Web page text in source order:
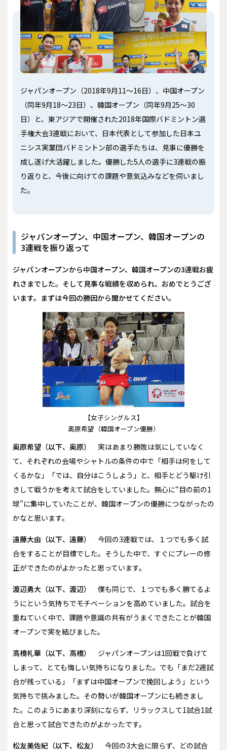
ジャパンオープン（2018年9月11～16日）、中国オープン
（同年9月18～23日）、韓国オープン（同年9月25～30
日）と、東アジアで開催された2018年国際バドミントン選
手権大会3連戦において、日本代表として参加した日本ユ
ニシス実業団バドミントン部の選手たちは、見事に優勝を
成し遂げ大活躍しました。優勝した5人の選手に3連戦の振
り返りと、今後に向けての課題や意気込みなどを伺いまし
た。
ジャパンオープン、中国オープン、韓国オープンの
3連戦を振り返って
――ジャパンオープンから中国オープン、韓国オープンの3連戦お疲
れさまでした。そして見事な戦績を収められ、おめでとうござ
います。まずは今回の勝因から聞かせてください。
【女子シングルス】
奥原希望（韓国オープン優勝）
奥原希望（以下、奥原）
実はあまり勝敗は気にしていなく
て、それぞれの会場やシャトルの条件の中で「相手は何をして
くるかな」「では、自分はこうしよう」と、相手とどう駆け引
きして戦うかを考えて試合をしていました。無心に“目の前の1
球”に集中していたことが、韓国オープンの優勝につながったの
かなと思います。
遠藤大由（以下、遠藤）
今回の3連戦では、１つでも多く試
合をすることが目標でした。そうした中で、すぐにプレーの修
正ができたのがよかったと思っています。
渡辺勇大（以下、渡辺）
僕も同じで、１つでも多く勝てるよ
うにという気持ちでモチベーションを高めていました。試合を
重ねていく中で、課題や意識の共有がうまくできたことが韓国
オープンで実を結びました。
高橋礼華（以下、高橋）
ジャパンオープンは1回戦で負けて
しまって、とても悔しい気持ちになりました。でも「まだ2週試
合が残っている」「まずは中国オープンで挽回しよう」という
気持ちで挑みました。その勢いが韓国オープンにも続きまし
た。このようにあまり深刻にならず、リラックスして1試合1試
合と思って試合できたのがよかったです。
松友美佐紀（以下、松友）
今回の3大会に限らず、どの試合